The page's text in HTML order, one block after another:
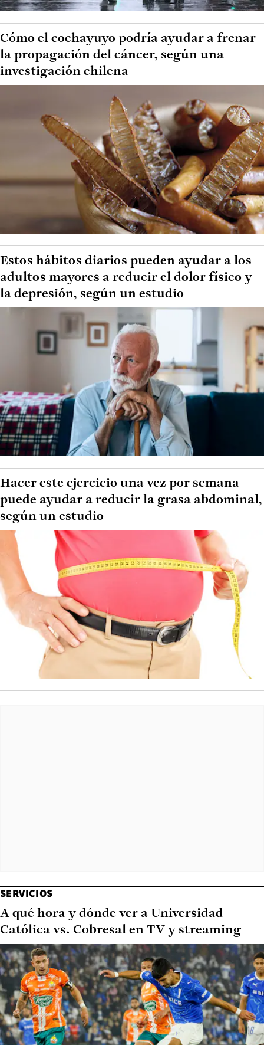
Cómo el cochayuyo podría ayudar a frenar
la propagación del cáncer, según una
investigación chilena
Estos hábitos diarios pueden ayudar a los
adultos mayores a reducir el dolor físico y
la depresión, según un estudio
Hacer este ejercicio una vez por semana
puede ayudar a reducir la grasa abdominal,
según un estudio
SERVICIOS
A qué hora y dónde ver a Universidad
Católica vs. Cobresal en TV y streaming